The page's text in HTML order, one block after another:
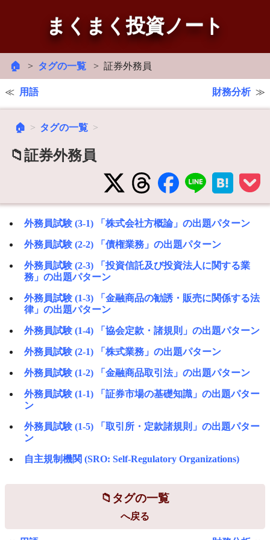
まくまく投資ノート
🏠 タグの一覧 証券外務員
用語 財務分析
🏠 タグの一覧
📁証券外務員
外務員試験 (3-1) 「株式会社方概論」の出題パターン
外務員試験 (2-2) 「債権業務」の出題パターン
外務員試験 (2-3) 「投資信託及び投資法人に関する業
務」の出題パターン
外務員試験 (1-3) 「金融商品の勧誘・販売に関係する法
律」の出題パターン
外務員試験 (1-4) 「協会定款・諸規則」の出題パターン
外務員試験 (2-1) 「株式業務」の出題パターン
外務員試験 (1-2) 「金融商品取引法」の出題パターン
外務員試験 (1-1) 「証券市場の基礎知識」の出題パター
ン
外務員試験 (1-5) 「取引所・定款諸規則」の出題パター
ン
自主規制機関 (SRO: Self-Regulatory Organizations)
タグの一覧
へ戻る